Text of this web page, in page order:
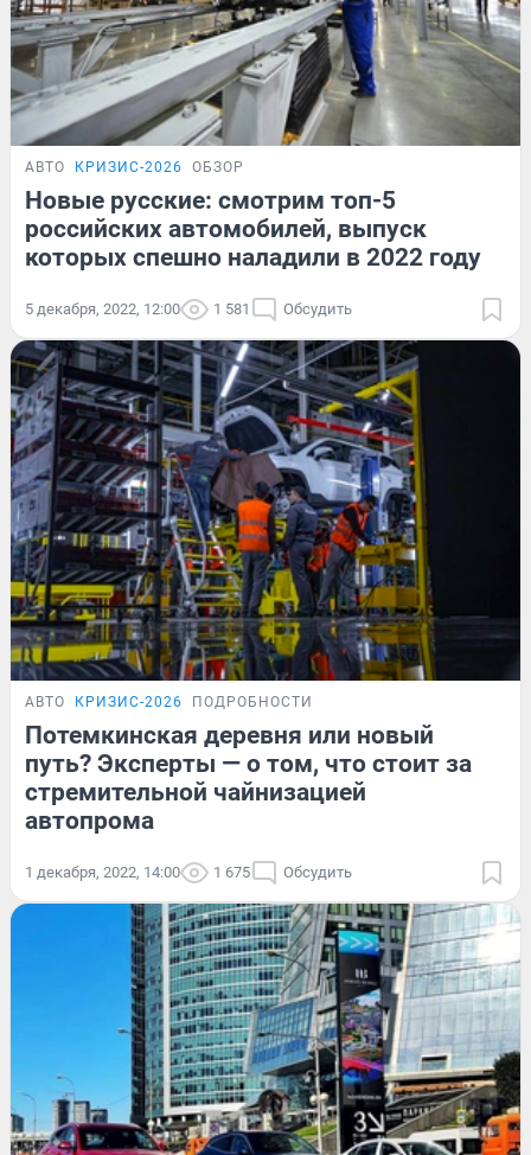
АВТО КРИЗИС-2026 ОБЗОР
Новые русские: смотрим топ-5
российских автомобилей, выпуск
которых спешно наладили в 2022 году
5 декабря, 2022, 12:00 1 581 Обсудить
АВТО КРИЗИС-2026 ПОДРОБНОСТИ
Потемкинская деревня или новый
путь? Эксперты — о том, что стоит за
стремительной чайнизацией
автопрома
1 декабря, 2022, 14:00 1 675 Обсудить